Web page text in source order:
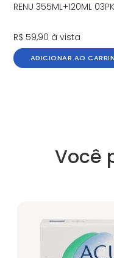
RENU 355ML+120ML 03PK
R$ 59,90 à vista
ADICIONAR AO
Você